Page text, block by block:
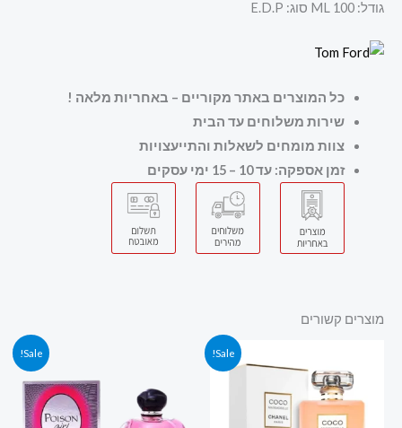
גודל: 100 ML סוג: E.D.P
כל המוצרים באתר מקוריים – באחריות מלאה !
שירות משלוחים עד הבית
צוות מומחים לשאלות והתייעצויות
זמן אספקה: עד 10 – 15 ימי עסקים
מוצרים קשורים
Sale!
היה:
799.00 ₪.
הנוכחי
699.00 ₪.
Sale!
600.00 ₪.
449.00 ₪.